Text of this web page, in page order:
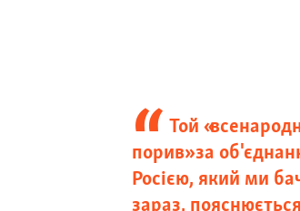
Той
порив» за
Росією, який ми
зараз,